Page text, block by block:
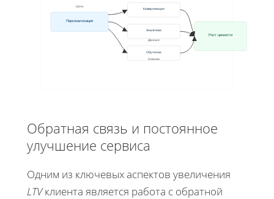
Персонализация
Коммуникация
Аналитика
Обучение
Рост ценности
Цель
Данные
Навыки
Обратная связь и постоянное
улучшение сервиса
Одним из ключевых аспектов увеличения
LTVклиента является работа с обратной